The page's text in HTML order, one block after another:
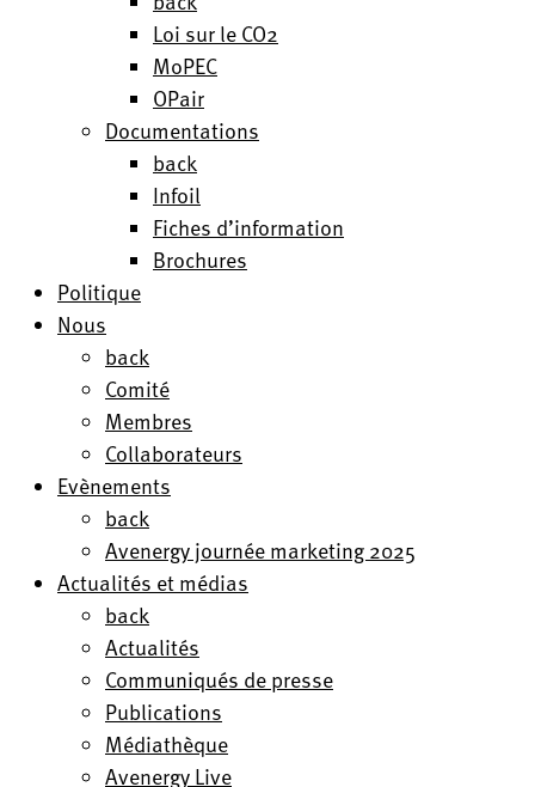
Loi sur le CO2
MoPEC
OPair
Documentations
back
Infoil
Fiches d’information
Brochures
Politique
Nous
back
Comité
Membres
Collaborateurs
Evènements
back
Avenergy journée marketing 2025
Actualités et médias
back
Actualités
Communiqués de presse
Publications
Médiathèque
Avenergy Live